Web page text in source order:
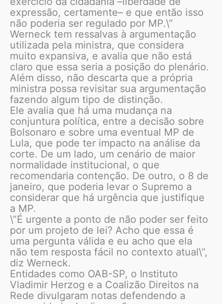
expressão, certamente– e que então isso
não poderia ser regulado por MP.\”
Werneck tem ressalvas à argumentação
utilizada pela ministra, que considera
muito expansiva, e avalia que não está
claro que essa seria a posição do plenário.
Além disso, não descarta que a própria
ministra possa revisitar sua argumentação
fazendo algum tipo de distinção.
Ele avalia que há uma mudança na
conjuntura política, entre a decisão sobre
Bolsonaro e sobre uma eventual MP de
Lula, que pode ter impacto na análise da
corte. De um lado, um cenário de maior
normalidade institucional, o que
recomendaria contenção. De outro, o 8 de
janeiro, que poderia levar o Supremo a
considerar que há urgência que justifique
a MP.
\”É urgente a ponto de não poder ser feito
por um projeto de lei? Acho que essa é
uma pergunta válida e eu acho que ela
não tem resposta fácil no contexto atual\”,
diz Werneck.
Entidades como OAB-SP, o Instituto
Vladimir Herzog e a Coalizão Direitos na
Rede divulgaram notas defendendo a